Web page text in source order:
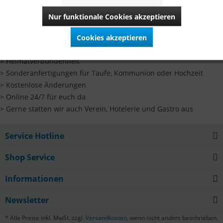
> Design & Funktion dank patentiertem Baukastensystem mit
> Heimatverbundenheit
> Sonderanfertigungen für Taufe, Kommunion oder Hochzeit
> Kostenlose Änderungen
> Online 24/7 für euch da
> Gerne statten wir auch Verein, Hotelerie und Gastro aus
Service Hotline
Shop Service
Informationen
Newsletter
* Alle Preise inkl. MwSt. zzgl. Versandkosten , wenn nicht anders beschrieben.
Nur funktionale Cookies akzeptieren
Cookies akzeptieren